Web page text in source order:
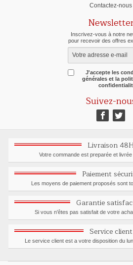
Contactez-nous
Inscrivez-vous à notre
pour recevoir des offres
J'accepte les
générales et la
Suivez-
Livraison
Votre commande est preparée et
Paiement
Les moyens de paiement proposés sont
Garantie
Si vous n'êtes pas satisfait de votre
Service client
Le service client est a votre disposition du